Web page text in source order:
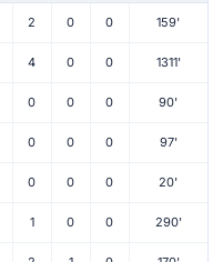
2 0 0 159'
4 0 0 1311'
0 0 0 90'
0 0 0 97'
0 0 0 20'
1 0 0 290'